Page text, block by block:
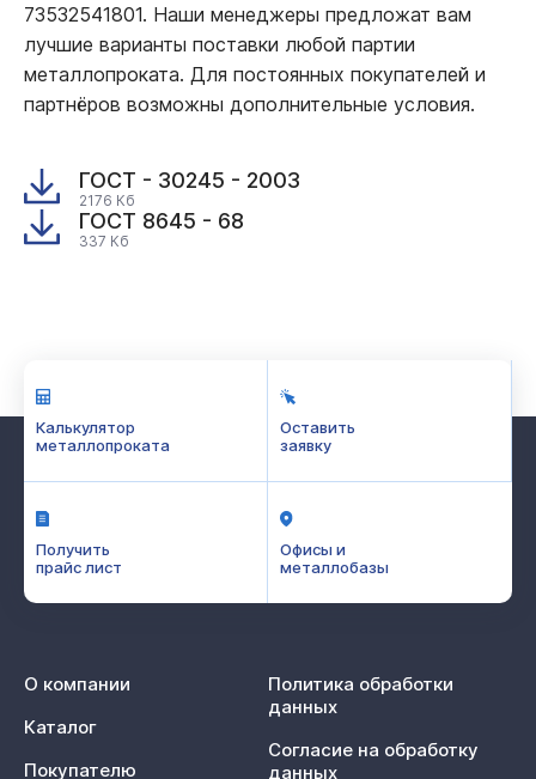
73532541801. Наши менеджеры предложат вам
лучшие варианты поставки любой партии
металлопроката. Для постоянных покупателей и
партнёров возможны дополнительные условия.
ГОСТ - 30245 - 2003
2176 Кб
ГОСТ 8645 - 68
337 Кб
Калькулятор
металлопроката
Оставить
заявку
Получить
прайс лист
Офисы и
металлобазы
О компании
Каталог
Покупателю
Политика обработки
данных
Согласие на обработку
данных